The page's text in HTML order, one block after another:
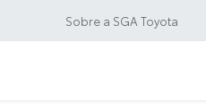
Sobre a SGA Toyota